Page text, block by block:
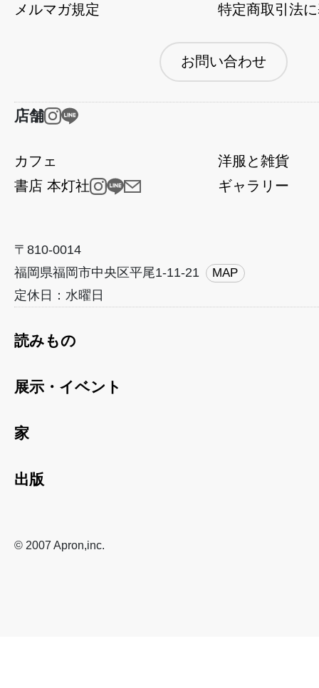
メルマガ規定
特定商取引法
お問い合わせ
店舗
カフェ
洋服と雑貨
書店 本灯社
ギャラリー
〒810-0014
福岡県福岡市中央区平尾1-11-21
MAP
定休日：水曜日
読みもの
展示・イベント
家
出版
© 2007 Apron,inc.